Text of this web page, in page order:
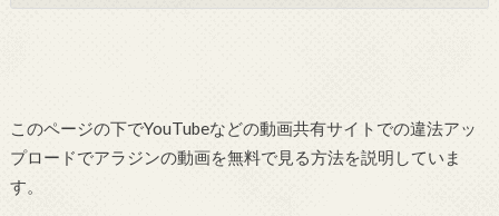
このページの下でYouTubeなどの動画共有サイトでの違法アッ
プロードでアラジンの動画を無料で見る方法を説明していま
す。